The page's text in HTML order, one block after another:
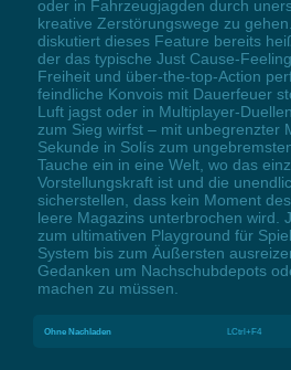
oder in Fahrzeugjagden durch
kreative Zerstörungswege zu
diskutiert dieses Feature bereits
der das typische Just Cause-
Freiheit und über-the-top-Action
feindliche Konvois mit Dauerfeuer
Luft jagst oder in Multiplayer-
zum Sieg wirfst – mit unbegrenzter
Sekunde in Solís zum
Tauche ein in eine Welt, wo das
Vorstellungskraft ist und die
sicherstellen, dass kein Moment
leere Magazins unterbrochen wird.
zum ultimativen Playground für
System bis zum Äußersten
Gedanken um Nachschubdepots
machen zu müssen.
Ohne Nachladen LCtrl+F4